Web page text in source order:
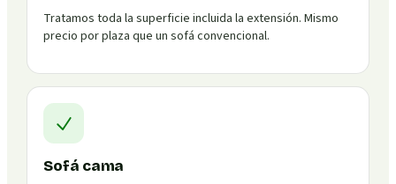
Tratamos toda la superficie incluida la extensión. Mismo
precio por plaza que un sofá convencional.
Sofá cama